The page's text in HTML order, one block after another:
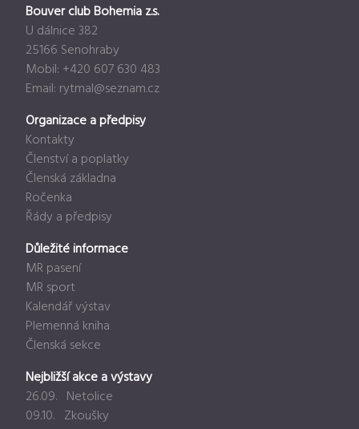
Bouver club Bohemia z.s.
U dálnice 382
25166 Senohraby
Mobil: +420 607 630 483
Email: rytmal@seznam.cz
Organizace a předpisy
Kontakty
Členství a poplatky
Členská základna
Ročenka
Řády a předpisy
Důležité informace
MR pasení
MR sport
Kalendář výstav
Plemenná kniha
Členská sekce
Nejbližší akce a výstavy
26.09. Netolice
09.10. Zkoušky